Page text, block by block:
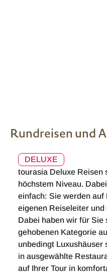
Rundreisen und
DELUXE
tourasia Deluxe Reisen
höchstem Niveau.
einfach: Sie werden auf
eigenen Reiseleiter
Dabei haben wir für
gehobenen Kategorie
unbedingt Luxushäuser
in ausgewählte
auf Ihrer Tour in